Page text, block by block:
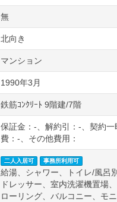
無
北向き
マンション
1990年3月
鉄筋ｺﾝｸﾘｰﾄ 9階建/7階
保証金：-、解約引：-、契約一
費：-、その他費用：
二人入居可 事務所利用可
給湯、シャワー、トイレ/風呂
ドレッサー、室内洗濯機置場
ローリング、バルコニー、モ